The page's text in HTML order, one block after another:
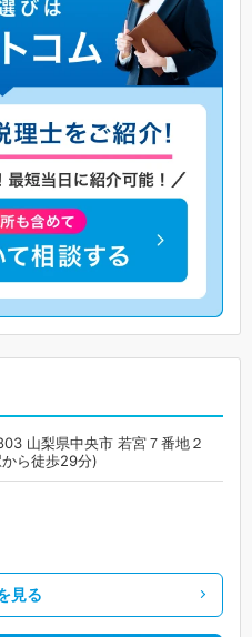
山梨県中央市 若宮７番地２
ら徒歩29分)
見る